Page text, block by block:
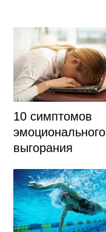
10 симптомов
эмоционального
выгорания